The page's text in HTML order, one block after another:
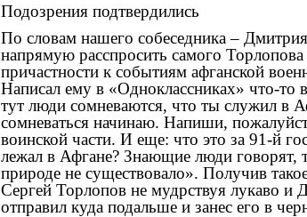
Подозрения подтвердились
По словам нашего собеседника –
напрямую расспросить самого Торлопова
причастности к событиям афганской
Написал ему в «Одноклассниках» что-то
тут люди сомневаются, что ты служил в
сомневаться начинаю. Напиши,
воинской части. И еще: что это за 91-й
лежал в Афгане? Знающие люди говорят,
природе не существовало». Получив
Сергей Торлопов не мудрствуя лукаво и
отправил куда подальше и занес его в